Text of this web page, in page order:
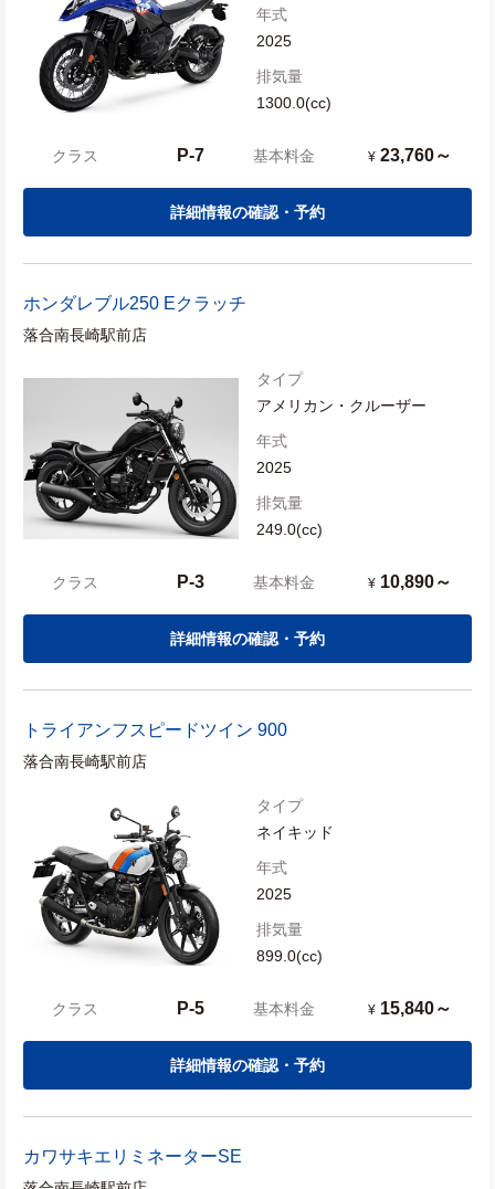
年式
2025
排気量
1300.0(cc)
クラス P-7 基本料金 ¥ 23,760～
詳細情報の確認・予約
ホンダレブル250 Eクラッチ
落合南長崎駅前店
タイプ
アメリカン・クルーザー
年式
2025
排気量
249.0(cc)
クラス P-3 基本料金 ¥ 10,890～
詳細情報の確認・予約
トライアンフ スピードツイン 900
落合南長崎駅前店
タイプ
ネイキッド
年式
2025
排気量
899.0(cc)
クラス P-5 基本料金 ¥ 15,840～
詳細情報の確認・予約
カワサキエリミネーターSE